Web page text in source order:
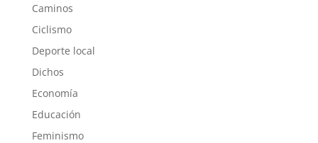
Caminos
Ciclismo
Deporte local
Dichos
Economía
Educación
Feminismo